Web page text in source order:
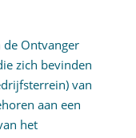
Ontvanger
zich bevinden
van
aan een
het